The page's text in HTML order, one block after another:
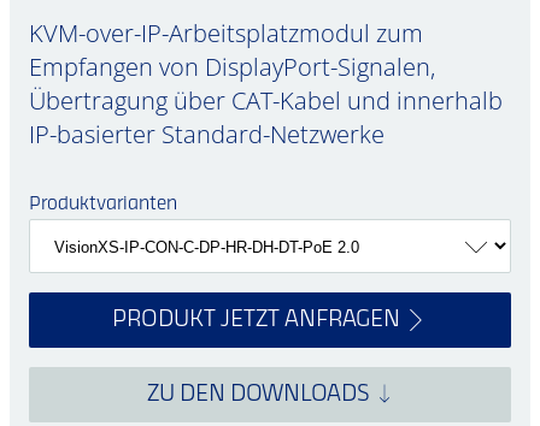
KVM-over-IP-Arbeitsplatzmodul zum
Empfangen von DisplayPort-Signalen,
Übertragung über CAT-Kabel und innerhalb
IP-basierter Standard-Netzwerke
Produktvarianten
PRODUKT JETZT ANFRAGEN
ZU DEN DOWNLOADS